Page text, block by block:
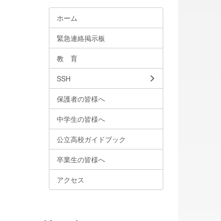
ホーム
緊急連絡掲示板
教 育
SSH
保護者の皆様へ
中学生の皆様へ
公立高校ガイドブック
卒業生の皆様へ
アクセス